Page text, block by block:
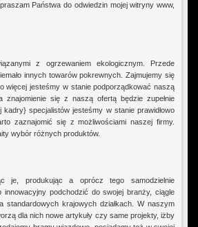
Państwa do odwiedzin mojej witryny www,
z ogrzewaniem ekologicznym. Przede
innych towarów pokrewnych. Zajmujemy się
więcej jesteśmy w stanie podporządkować naszą
się z naszą ofertą będzie zupełnie
specjalistów jesteśmy w stanie prawidłowo
zaznajomić się z możliwościami naszej firmy.
wybór różnych produktów.
je, produkując a oprócz tego samodzielnie
podchodzić do swojej branży, ciągle
krajowych działkach. W naszym
dla nich nowe artykuły czy same projekty, iżby